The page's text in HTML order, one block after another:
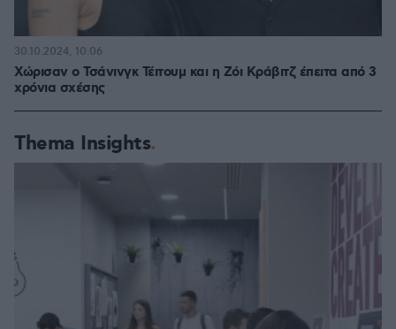
Χώρισαν ο Τσάνινγκ Τέιτουμ και η Ζόι Κράβιτζ έπειτα από 3
χρόνια σχέσης
30.10.2024, 10:06
Thema Insights